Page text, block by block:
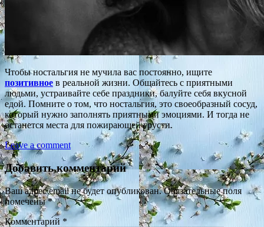
Чтобы ностальгия не мучила вас постоянно, ищите
позитивное в реальной жизни. Общайтесь с приятными
людьми, устраивайте себе праздники, балуйте себя вкусной
едой. Помните о том, что ностальгия, это своеобразный сосуд,
который нужно заполнять приятными эмоциями. И тогда не
останется места для пожирающей грусти.
Leave a comment
Добавить комментарий
Ваш адрес email не будет опубликован. Обязательные поля
помечены*
Комментарий *